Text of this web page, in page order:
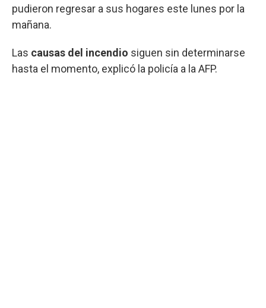
pudieron regresar a sus hogares este lunes por la
mañana.
Las causas del incendio siguen sin determinarse
hasta el momento, explicó la policía a la AFP.